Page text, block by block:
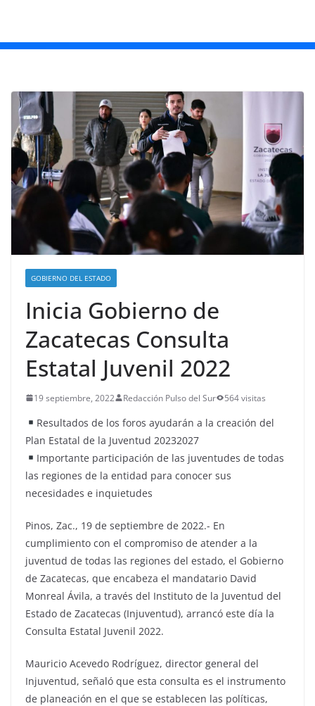
GOBIERNO DEL ESTADO
Inicia Gobierno de
Zacatecas Consulta
Estatal Juvenil 2022
19 septiembre, 2022 Redacción Pulso del Sur 564 visitas
Resultados de los foros ayudarán a la creación del
Plan Estatal de la Juventud 20232027
Importante participación de las juventudes de todas
las regiones de la entidad para conocer sus
necesidades e inquietudes
Pinos, Zac., 19 de septiembre de 2022.- En
cumplimiento con el compromiso de atender a la
juventud de todas las regiones del estado, el Gobierno
de Zacatecas, que encabeza el mandatario David
Monreal Ávila, a través del Instituto de la Juventud del
Estado de Zacatecas (Injuventud), arrancó este día la
Consulta Estatal Juvenil 2022.
Mauricio Acevedo Rodríguez, director general del
Injuventud, señaló que esta consulta es el instrumento
de planeación en el que se establecen las políticas,